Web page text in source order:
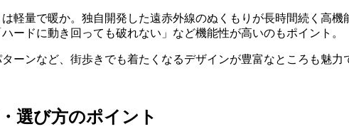
軽量で暖か。独自開発した遠赤外線のぬくもりが長時間続く高
ードに動き回っても破れない」など機能性が高いのもポイント。
ーンなど、街歩きでも着たくなるデザインが豊富なところも魅力
選び方のポイント